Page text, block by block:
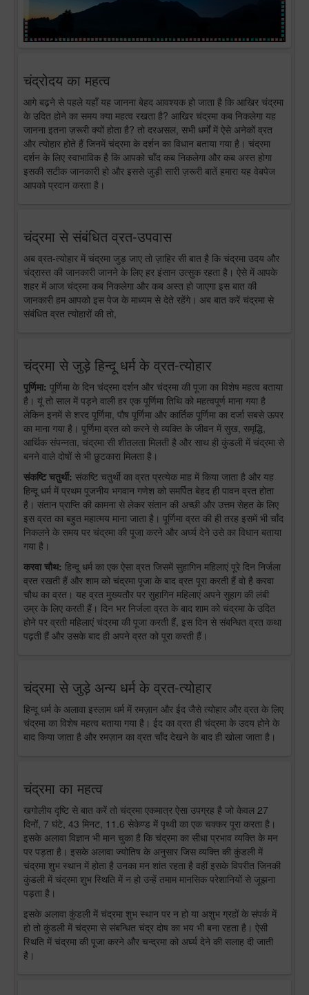
चंद्रोदय का महत्व
आगे बढ़ने से पहले यहाँ यह जानना बेहद आवश्यक हो जाता है कि आखिर चंद्रमा
के उदित होने का समय क्या महत्व रखता है? आखिर चंद्रमा कब निकलेगा यह
जानना इतना ज़रूरी क्यों होता है? तो दरअसल, सभी धर्मों में ऐसे अनेकों व्रत
और त्योहार होते हैं जिनमें चंद्रमा के दर्शन का विधान बताया गया है। चंद्रमा
दर्शन के लिए स्वाभाविक है कि आपको चाँद कब निकलेगा और कब अस्त होगा
इसकी सटीक जानकारी हो और इससे जुड़ी सारी ज़रूरी बातें हमारा यह वेबपेज
आपको प्रदान करता है।
चंद्रमा से संबंधित व्रत-उपवास
अब व्रत-त्योहार में चंद्रमा जुड़ जाए तो ज़ाहिर सी बात है कि चंद्रमा उदय और
चंद्रास्त की जानकारी जानने के लिए हर इंसान उत्सुक रहता है। ऐसे में आपके
शहर में आज चंद्रमा कब निकलेगा और कब अस्त हो जाएगा इस बात की
जानकारी हम आपको इस पेज के माध्यम से देते रहेंगे। अब बात करें चंद्रमा से
संबंधित व्रत त्योहारों की तो,
चंद्रमा से जुड़े हिन्दू धर्म के व्रत-त्योहार
पूर्णिमा: पूर्णिमा के दिन चंद्रमा दर्शन और चंद्रमा की पूजा का विशेष महत्व बताया
है। यूं तो साल में पड़ने वाली हर एक पूर्णिमा तिथि को महत्वपूर्ण माना गया है
लेकिन इनमें से शरद पूर्णिमा, पौष पूर्णिमा और कार्तिक पूर्णिमा का दर्जा सबसे ऊपर
का माना गया है। पूर्णिमा व्रत को करने से व्यक्ति के जीवन में सुख, समृद्धि,
आर्थिक संपन्नता, चंद्रमा सी शीतलता मिलती है और साथ ही कुंडली में चंद्रमा से
बनने वाले दोषों से भी छुटकारा मिलता है।
संकष्टि चतुर्थी: संकष्टि चतुर्थी का व्रत प्रत्येक माह में किया जाता है और यह
हिन्दू धर्म में प्रथम पूजनीय भगवान गणेश को समर्पित बेहद ही पावन व्रत होता
है। संतान प्राप्ति की कामना से लेकर संतान की अच्छी और उत्तम सेहत के लिए
इस व्रत का बहुत महात्मय माना जाता है। पूर्णिमा व्रत की ही तरह इसमें भी चाँद
निकलने के समय पर चंद्रमा की पूजा करने और अर्घ्य देने उसे का विधान बताया
गया है।
करवा चौथ: हिन्दू धर्म का एक ऐसा व्रत जिसमें सुहागिन महिलाएं पूरे दिन निर्जला
व्रत रखती हैं और शाम को चंद्रमा पूजा के बाद व्रत पूरा करती हैं वो है करवा
चौथ का व्रत। यह व्रत मुख्यतौर पर सुहागिन महिलाएं अपने सुहाग की लंबी
उम्र के लिए करती हैं। दिन भर निर्जला व्रत के बाद शाम को चंद्रमा के उदित
होने पर व्रती महिलाएं चंद्रमा की पूजा करती हैं, इस दिन से संबन्धित व्रत कथा
पढ़ती हैं और उसके बाद ही अपने व्रत को पूरा करती हैं।
चंद्रमा से जुड़े अन्य धर्म के व्रत-त्योहार
हिन्दू धर्म के अलावा इस्लाम धर्म में रमज़ान और ईद जैसे त्योहार और व्रत के लिए
चंद्रमा का विशेष महत्व बताया गया है। ईद का व्रत ही चंद्रमा के उदय होने के
बाद किया जाता है और रमज़ान का व्रत चाँद देखने के बाद ही खोला जाता है।
चंद्रमा का महत्व
खगोलीय दृष्टि से बात करें तो चंद्रमा एकमात्र ऐसा उपग्रह है जो केवल 27
दिनों, 7 घंटे, 43 मिनट, 11.6 सेकेण्ड में पृथ्वी का एक चक्कर पूरा करता है।
इसके अलावा विज्ञान भी मान चुका है कि चंद्रमा का सीधा प्रभाव व्यक्ति के मन
पर पड़ता है। इसके अलावा ज्योतिष के अनुसार जिस व्यक्ति की कुंडली में
चंद्रमा शुभ स्थान में होता है उनका मन शांत रहता है वहीं इसके विपरीत जिनकी
कुंडली में चंद्रमा शुभ स्थिति में न हो उन्हें तमाम मानसिक परेशानियों से जूझना
पड़ता है।
इसके अलावा कुंडली में चंद्रमा शुभ स्थान पर न हो या अशुभ ग्रहों के संपर्क में
हो तो कुंडली में चंद्रमा से संबन्धित चंद्र दोष का भय भी बना रहता है। ऐसी
स्थिति में चंद्रमा की पूजा करने और चन्द्रमा को अर्घ्य देने की सलाह दी जाती
है।